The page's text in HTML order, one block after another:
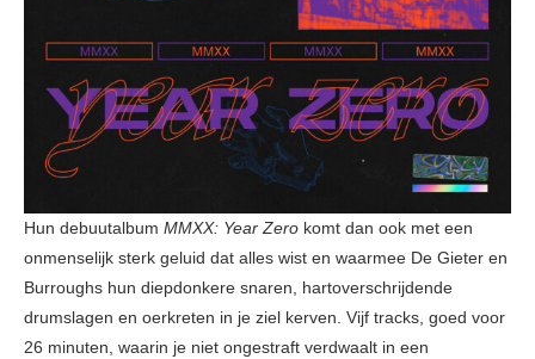
Hun debuutalbum MMXX: Year Zero komt dan ook met een
onmenselijk sterk geluid dat alles wist en waarmee De Gieter en
Burroughs hun diepdonkere snaren, hartoverschrijdende
drumslagen en oerkreten in je ziel kerven. Vijf tracks, goed voor
26 minuten, waarin je niet ongestraft verdwaalt in een